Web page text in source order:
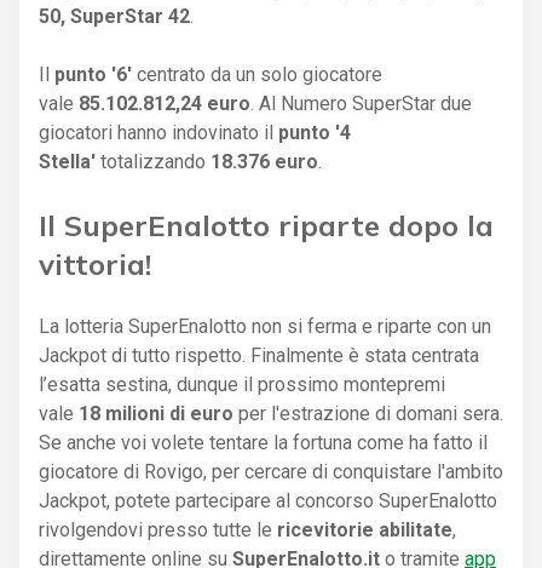
50, SuperStar 42
Il punto '6' centrato da un solo giocatore
vale 85.102.812,24 euro . Al Numero SuperStar due
giocatori hanno indovinato il punto '4
Stella' totalizzando 18.376 euro
Il SuperEnalotto riparte dopo la
vittoria!
La lotteria SuperEnalotto non si ferma e riparte con un
Jackpot di tutto rispetto. Finalmente è stata centrata
l’esatta sestina, dunque il prossimo montepremi
vale 18 milioni di euro per l'estrazione di domani sera.
Se anche voi volete tentare la fortuna come ha fatto il
giocatore di Rovigo, per cercare di conquistare l'ambito
Jackpot, potete partecipare al concorso SuperEnalotto
rivolgendovi presso tutte le ricevitorie abilitate,
direttamente online su SuperEnalotto.it o tramite app